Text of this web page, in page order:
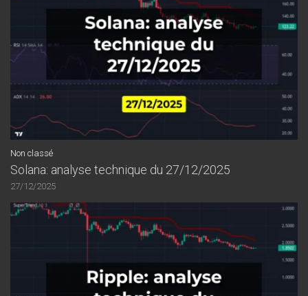
Non classé
Solana: analyse technique du 27/12/2025
27/12/2025